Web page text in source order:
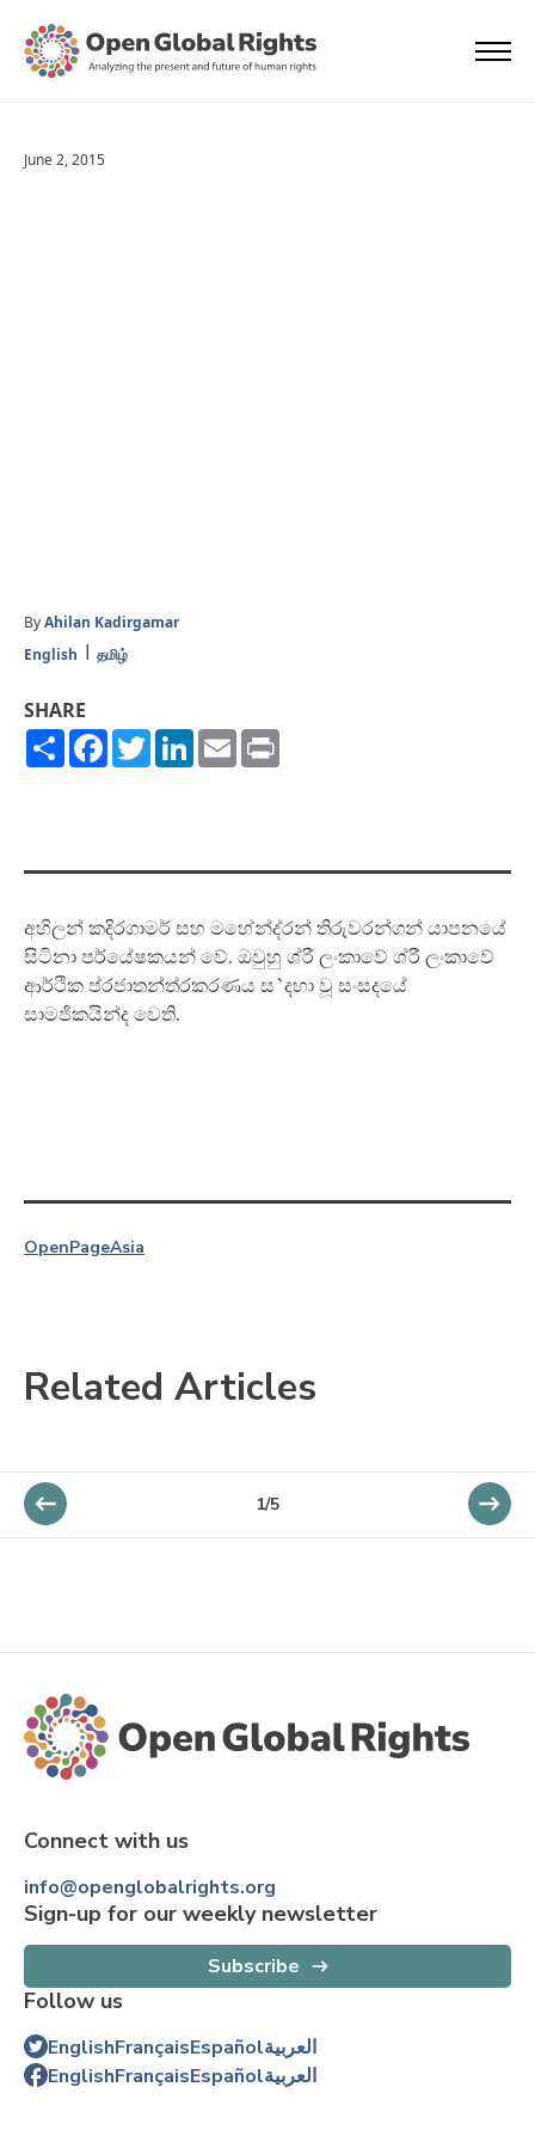
June 2, 2015
ByAhilan Kadirgamar
English
தமிழ்
SHARE
ShareFacebook
TwitterLinkedIn
Email
අහිලන් කදිරගාමර් සහ මහේන්ද්රන් තිරුවරන්ගන් යාපනයේ
සිටිනා පර්යේෂකයන් වේ. ඔවුහු ශ්රී ලංකාවේ ශ්රී ලංකාවේ
ආර්ථික ප්රජාතන්ත්රකරණය ස`දහා වූ සංසදයේ
සාමජිකයින්ද වෙති.
OpenPageAsia
Related Articles
1/5
Connect with us
info@openglobalrights.org
Sign-up for our weekly newsletter
Subscribe
Follow us
EnglishFrançaisEspañolالعربية
EnglishFrançaisEspañolالعربية